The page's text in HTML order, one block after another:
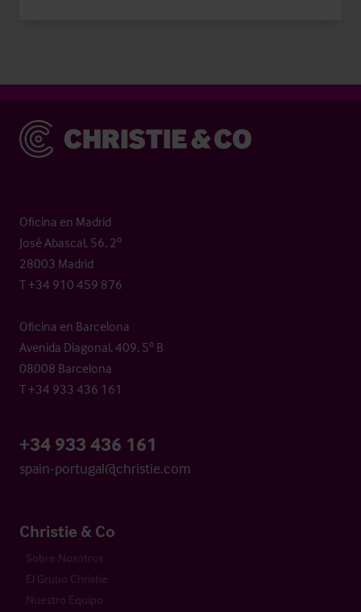
Christie & Co
Oficina en Madrid
José Abascal, 56, 2º
28003 Madrid
T +34 910 459 876
Oficina en Barcelona
Avenida Diagonal, 409, 5º B
08008 Barcelona
T +34 933 436 161
+34 933 436 161
spain-portugal@christie.com
Christie & Co
Sobre Nosotros
El Grupo Christie
Nuestro Equipo